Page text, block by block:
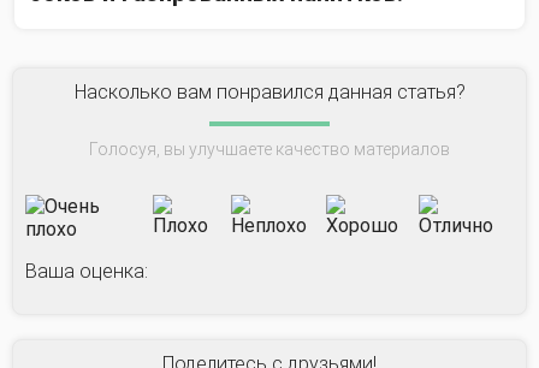
Насколько вам понравился данная статья?
Голосуя, вы улучшаете качество материалов
Ваша оценка: